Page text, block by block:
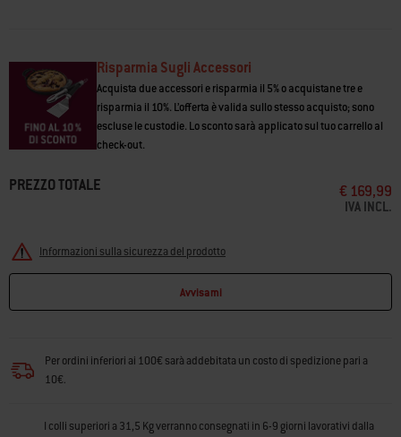
pagina.
Risparmia Sugli Accessori
Acquista due accessori e risparmia il 5% o acquistane tre e
risparmia il 10%. L’offerta è valida sullo stesso acquisto; sono
escluse le custodie. Lo sconto sarà applicato sul tuo carrello al
check-out.
PREZZO TOTALE € 169,99
IVA INCL.
Informazioni sulla sicurezza del prodotto
Avvisami
Per ordini inferiori ai 100€ sarà addebitata un costo di spedizione pari a
10€.
I colli superiori a 31,5 Kg verranno consegnati in 6-9 giorni lavorativi dalla